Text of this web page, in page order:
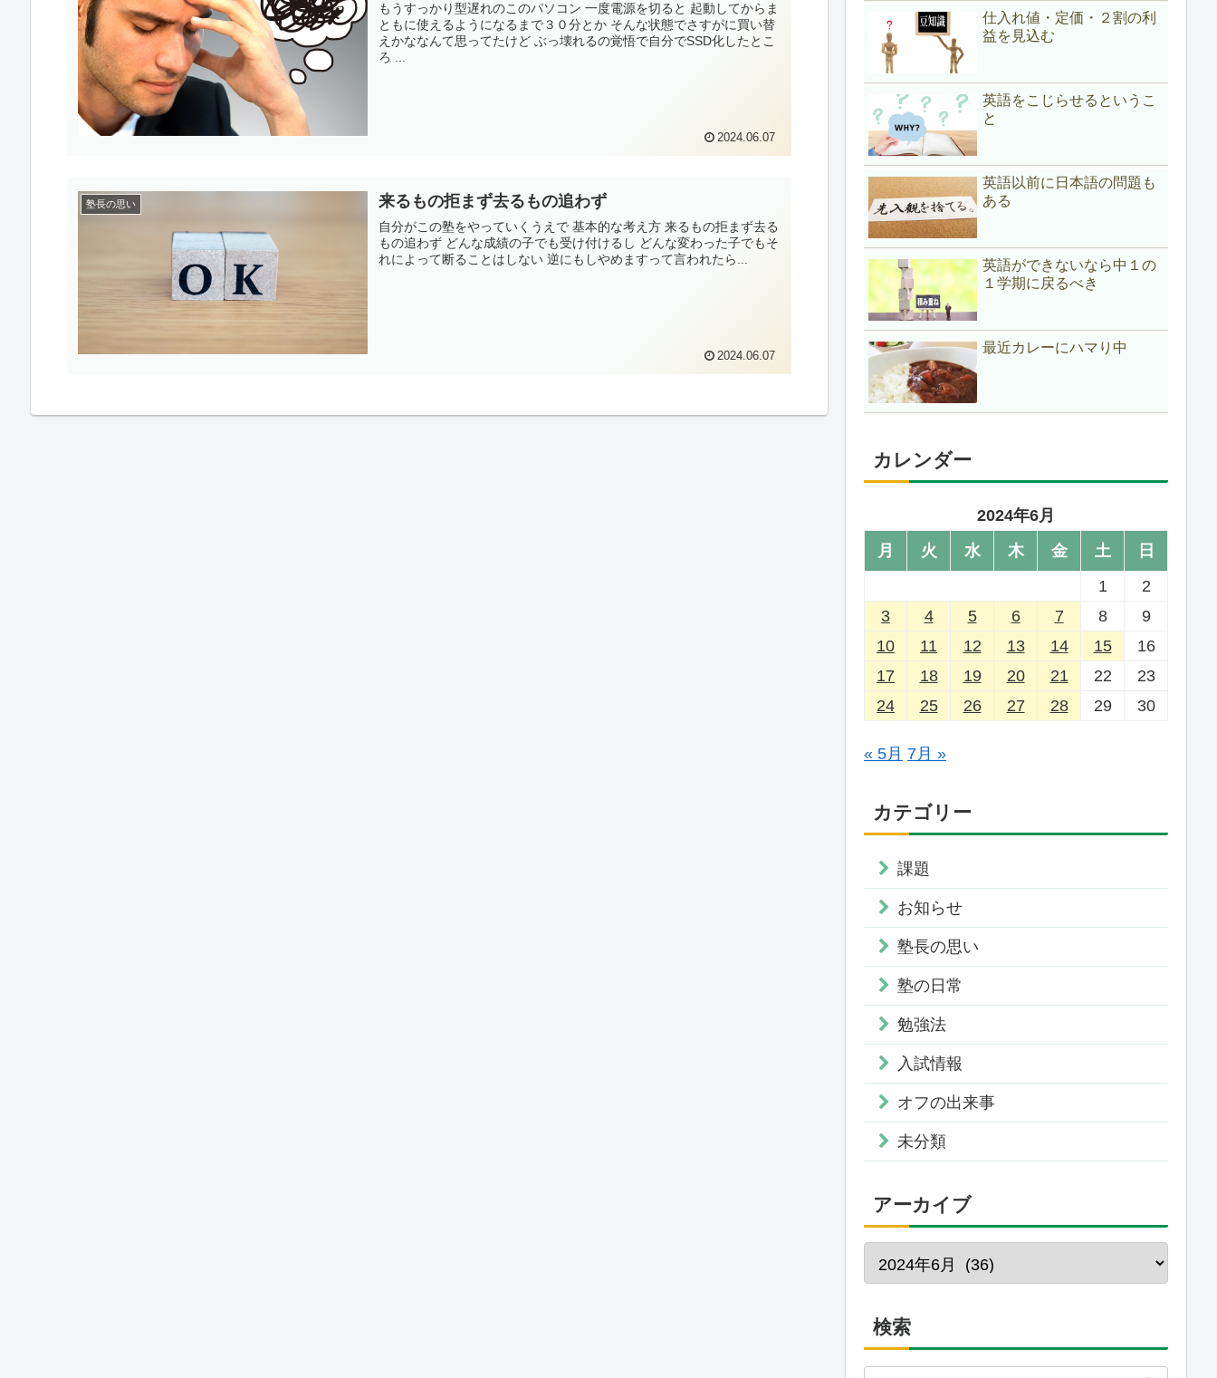
もうすっかり型遅れのこのパソコン 一度電源を切ると 起動してからま
ともに使えるようになるまで３０分とか そんな状態でさすがに買い替
えかななんて思ってたけど ぶっ壊れるの覚悟で自分でSSD化したとこ
ろ ...
2024.06.07
塾長の思い 来るもの拒まず去るもの追わず
自分がこの塾をやっていくうえで 基本的な考え方 来るもの拒まず去る
もの追わず どんな成績の子でも受け付けるし どんな変わった子でもそ
れによって断ることはしない 逆にもしやめますって言われたら...
2024.06.07
仕入れ値・定価・２割の利
益を見込む
英語をこじらせるというこ
と
英語以前に日本語の問題も
ある
英語ができないなら中１の
１学期に戻るべき
最近カレーにハマり中
カレンダー
2024年6月
月
火 水 木 金 土
日
1
2
3
4 5 6 7 8
9
10
11 12 13 14 15
16
17
18 19 20 21 22
23
24
25 26 27 28 29 30
« 5月 7月 »
カテゴリー
課題
お知らせ
塾長の思い
塾の日常
勉強法
入試情報
オフの出来事
未分類
アーカイブ
検索